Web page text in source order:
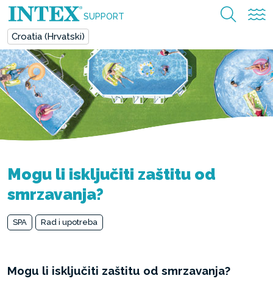
SUPPORT
Croatia (Hrvatski)
Mogu li isključiti zaštitu od
smrzavanja?
SPA Rad i upotreba
Mogu li isključiti zaštitu od smrzavanja?